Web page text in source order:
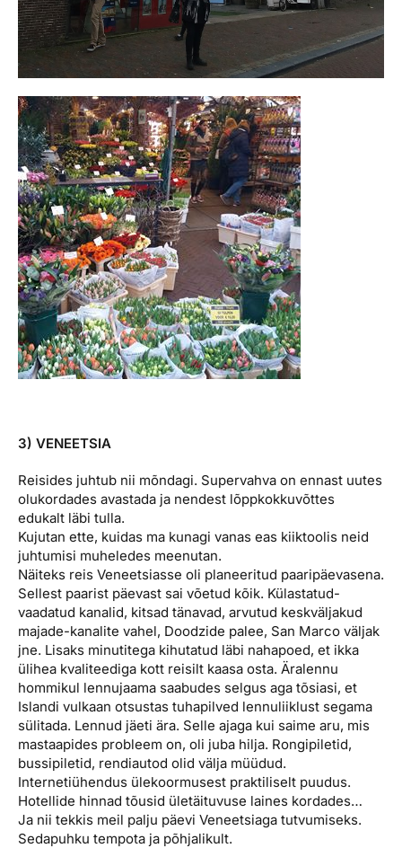
3) VENEETSIA
Reisides juhtub nii mõndagi. Supervahva on ennast uutes
olukordades avastada ja nendest lõppkokkuvõttes
edukalt läbi tulla.
Kujutan ette, kuidas ma kunagi vanas eas kiiktoolis neid
juhtumisi muheledes meenutan.
Näiteks reis Veneetsiasse oli planeeritud paaripäevasena.
Sellest paarist päevast sai võetud kõik. Külastatud-
vaadatud kanalid, kitsad tänavad, arvutud keskväljakud
majade-kanalite vahel, Doodzide palee, San Marco väljak
jne. Lisaks minutitega kihutatud läbi nahapoed, et ikka
ülihea kvaliteediga kott reisilt kaasa osta. Äralennu
hommikul lennujaama saabudes selgus aga tõsiasi, et
Islandi vulkaan otsustas tuhapilved lennuliiklust segama
sülitada. Lennud jäeti ära. Selle ajaga kui saime aru, mis
mastaapides probleem on, oli juba hilja. Rongipiletid,
bussipiletid, rendiautod olid välja müüdud.
Internetiühendus ülekoormusest praktiliselt puudus.
Hotellide hinnad tõusid ületäituvuse laines kordades…
Ja nii tekkis meil palju päevi Veneetsiaga tutvumiseks.
Sedapuhku tempota ja põhjalikult.